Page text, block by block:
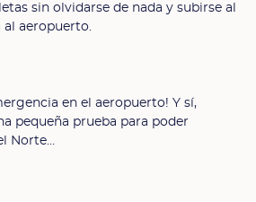
sin olvidarse de nada y subirse al
al aeropuerto.
en el aeropuerto! Y sí,
pequeña prueba para poder
Norte…